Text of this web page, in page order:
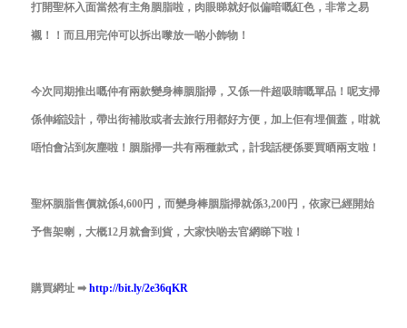
打開聖杯入面當然有主角胭脂啦，肉眼睇就好似偏暗嘅紅色，非常之易
襯！！而且用完仲可以拆出嚟放一啲小飾物！
今次同期推出嘅仲有兩款變身棒胭脂掃，又係一件超吸睛嘅單品！呢支掃
係伸縮設計，帶出街補妝或者去旅行用都好方便，加上佢有埋個蓋，咁就
唔怕會沾到灰塵啦！胭脂掃一共有兩種款式，計我話梗係要買晒兩支啦！
聖杯胭脂售價就係4,600円，而變身棒胭脂掃就係3,200円，依家已經開始
予售架喇，大概12月就會到貨，大家快啲去官網睇下啦！
購買網址 ➡ http://bit.ly/2e36qKR